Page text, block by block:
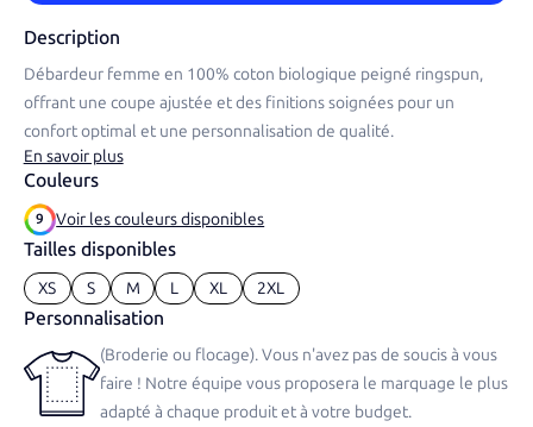
Description
Débardeur femme en 100% coton biologique peigné ringspun,
offrant une coupe ajustée et des finitions soignées pour un
confort optimal et une personnalisation de qualité.
En savoir plus
Couleurs
9 Voir les couleurs disponibles
Tailles disponibles
XS S M L XL 2XL
Personnalisation
(Broderie ou flocage). Vous n'avez pas de soucis à vous
faire ! Notre équipe vous proposera le marquage le plus
adapté à chaque produit et à votre budget.